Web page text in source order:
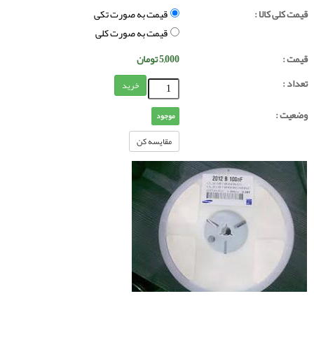
قیمت کلی کالا :
قیمت به صورت تکی
قیمت به صورت کلی
قیمت :
5,000تومان
تعداد :
خرید
وضعیت : موجود
مقایسه کن